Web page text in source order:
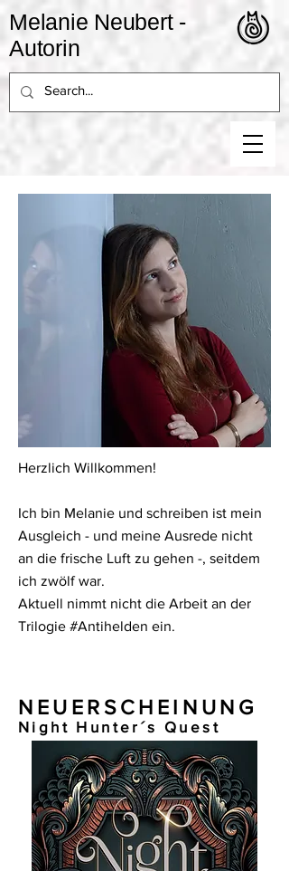
Melanie Neubert -
Autorin
Herzlich Willkommen!
Ich bin Melanie und schreiben ist mein
Ausgleich - und meine Ausrede nicht
an die frische Luft zu gehen -, seitdem
ich zwölf war.
Aktuell nimmt nicht die Arbeit an der
Trilogie #Antihelden ein.
NEUERSCHEINUNG
Night Hunter´s Quest